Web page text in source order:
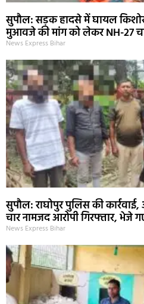
सुपौल: सड़क हादसे में घायल
मुआवजे की मांग को लेकर NH-27
News Express Bihar
सुपौल: राघोपुर पुलिस की
चार नामजद आरोपी गिरफ्तार, भेजे
News Express Bihar